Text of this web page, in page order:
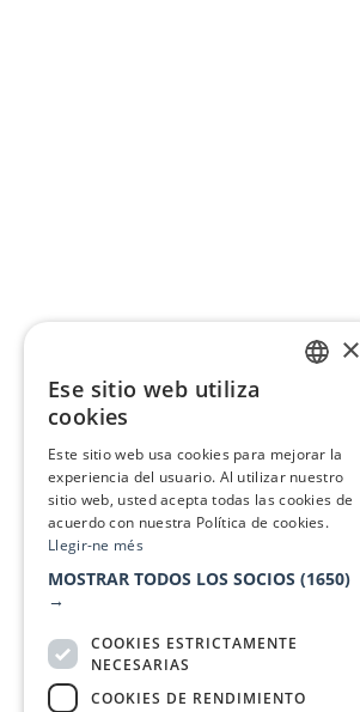
×
Ese sitio web utiliza
cookies
Este sitio web usa cookies para mejorar la
experiencia del usuario. Al utilizar nuestro
sitio web, usted acepta todas las cookies de
acuerdo con nuestra Política de cookies.
Llegir-ne més
MOSTRAR TODOS LOS SOCIOS (1650)
→
COOKIES ESTRICTAMENTE
NECESARIAS
COOKIES DE RENDIMIENTO